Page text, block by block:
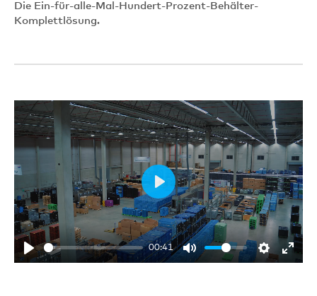
Die Ein-für-alle-Mal-Hundert-Prozent-Behälter-
Komplettlösung.
00:41
Play